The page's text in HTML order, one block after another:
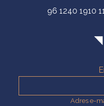
96 1240 1910
Adres e-